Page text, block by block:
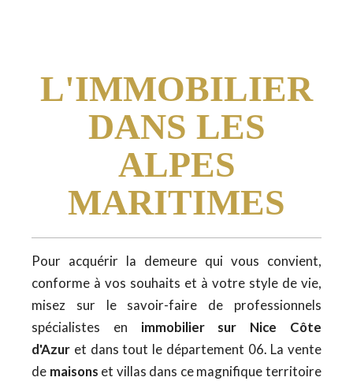
L'IMMOBILIER
DANS LES
ALPES
MARITIMES
Pour acquérir la demeure qui vous convient,
conforme à vos souhaits et à votre style de vie,
misez sur le savoir-faire de professionnels
spécialistes en immobilier sur Nice Côte
d'Azur et dans tout le département 06. La vente
de maisons et villas dans ce magnifique territoire